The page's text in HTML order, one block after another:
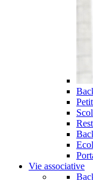
Vie associative